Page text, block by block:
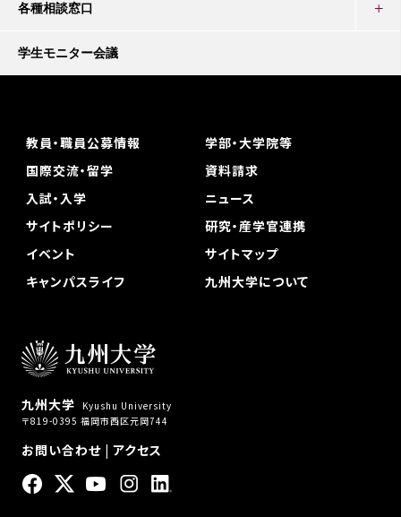
各種相談窓口
学生モニター会議
九州大学
Kyushu University
〒819-0395 福岡市西区元岡744
お問い合わせ| アクセス
教員・職員公募情報
学部・大学院等
国際交流・留学
資料請求
入試・入学
ニュース
サイトポリシー
研究・産学官連携
イベント
サイトマップ
キャンパスライフ
九州大学について